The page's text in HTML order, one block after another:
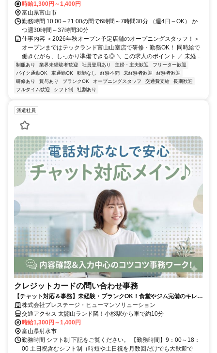
道市内線 南富山駅前徒歩約17分、富山地方鉄道市内線 大町（富山
県）徒歩約20分 「南富山駅」より車で5分
時給1,300円～1,400円
富山県富山市
勤務時間 10:00～21:00の間で6時間～7時間30分 （週4日～OK） か
つ週30時間～37時間30分
仕事内容 ＜2026年秋オープン予定店舗のオープニングスタッフ！＞
オープンまではテックランド富山山室店で研修・勤務OK！ 同時給で
働きながら、しっかり準備できる◎ ＼ この求人のポイント ／ 未経...
制服あり 業界未経験者歓迎 社員登用あり 主婦・主夫歓迎
フリーター歓迎
バイク通勤OK
車通勤OK 転勤なし 経験不問 未経験者歓迎
経験者歓迎
研修あり
賞与あり ブランクOK オープニングスタッフ 交通費支給
長期歓迎
フルタイム歓迎
シフト制 社割あり
派遣社員
クレジットカードの問い合わせ事務
【チャット対応＆事務】未経験・ブランクOK！食堂やジム完備のキレイ
なオフィスで快適ワーク♪
株式会社プレステージ・ヒューマンソリューション
交通アクセス 太閤山ランド隣！小杉駅から車で約10分
時給1,300円～1,400円
富山県射水市
勤務時間 シフト制 下記をご覧ください。 【勤務時間】9：00～18：
00 土日祝含むシフト制（時短や土日祝を月数回だけでも大歓迎で